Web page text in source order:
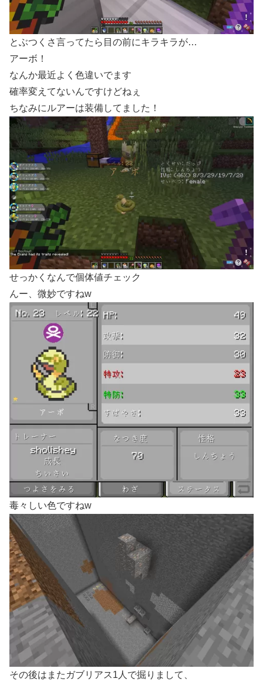
とぶつくさ言ってたら目の前にキラキラが…
アーボ！
なんか最近よく色違いでます
確率変えてないんですけどねぇ
ちなみにルアーは装備してました！
せっかくなんで個体値チェック
んー、微妙ですねw
毒々しい色ですねw
その後はまたガブリアス1人で掘りまして、